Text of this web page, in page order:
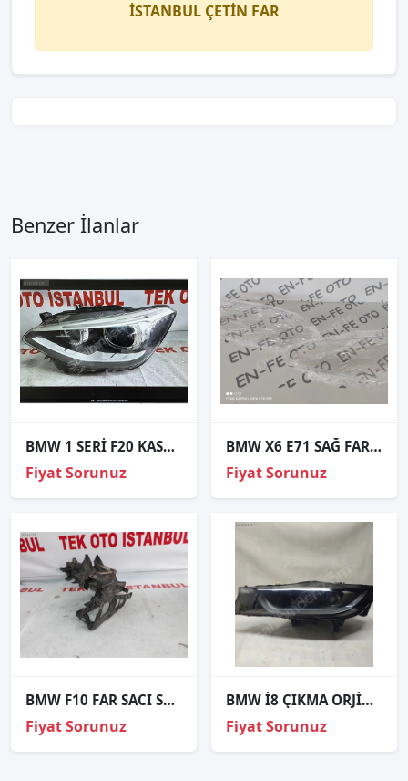
İSTANBUL ÇETİN FAR
Benzer İlanlar
BMW 1 SERİ F20 KASA SOL XENON FAR
Fiyat Sorunuz
BMW X6 E71 SAĞ FAR CAMI SIFIR
Fiyat Sorunuz
BMW F10 FAR SACI SOL 51647200793-10
Fiyat Sorunuz
BMW İ8 ÇIKMA ORJİNAL SOL FAR
Fiyat Sorunuz